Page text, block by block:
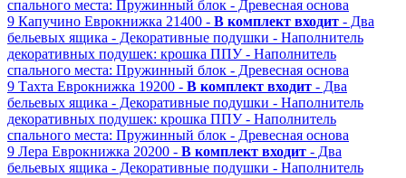
спального места: Пружинный блок - Древесная основа
9 Капучино Еврокнижка 21400 - В комплект входит - Два
бельевых ящика - Декоративные подушки - Наполнитель
декоративных подушек: крошка ППУ - Наполнитель
спального места: Пружинный блок - Древесная основа
9 Тахта Еврокнижка 19200 - В комплект входит - Два
бельевых ящика - Декоративные подушки - Наполнитель
декоративных подушек: крошка ППУ - Наполнитель
спального места: Пружинный блок - Древесная основа
9 Лера Еврокнижка 20200 - В комплект входит - Два
бельевых ящика - Декоративные подушки - Наполнитель